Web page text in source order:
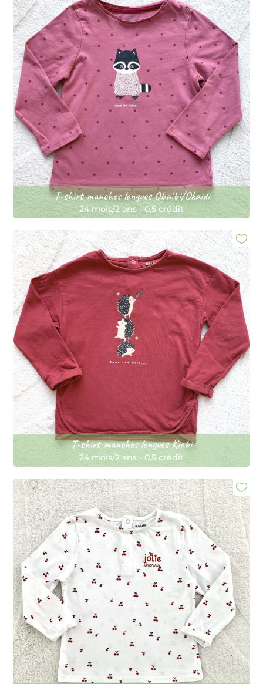
T-shirt manches longues Obaibi/Okaidi
24 mois/2 ans-0,5 crédit
T-shirt manches longues Kiabi
24 mois/2 ans - 0,5 crédit